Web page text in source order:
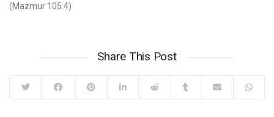
(Mazmur 105:4)
Share This Post